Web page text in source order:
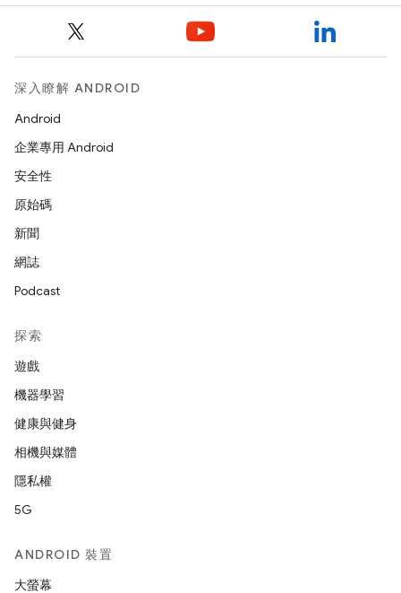
深入瞭解 ANDROID
Android
企業專用 Android
安全性
原始碼
新聞
網誌
Podcast
探索
遊戲
機器學習
健康與健身
相機與媒體
隱私權
5G
ANDROID 裝置
大螢幕